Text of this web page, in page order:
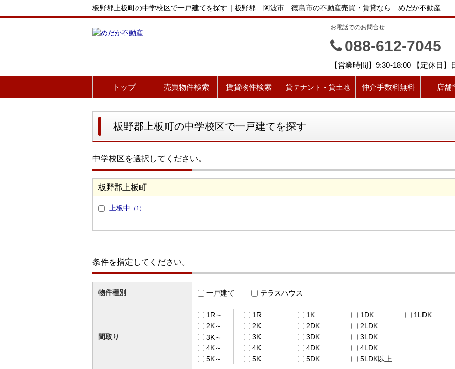
板野郡上板町の中学校区で一戸建てを探す｜板野郡 阿波市 徳島市の不動産売買・賃貸なら めだか不動産
お電話でのお問合せ
088-612-7045
【営業時間】9:30-18:00 【定休日
トップ 売買物件検索 賃貸物件検索 貸テナント・貸土地 仲介手数料無料 店舗
板野郡上板町の中学校区で一戸建てを探す
中学校区を選択してください。
板野郡上板町
上板中 （1）
条件を指定してください。
物件種別 一戸建て テラスハウス
間取り
1R～
2K～
3K～
4K～
5K～
1R 1K 1DK
1LDK
2K
2DK
2LDK
3K
3DK
3LDK
4K
4DK
4LDK
5K
5DK 5LDK以上